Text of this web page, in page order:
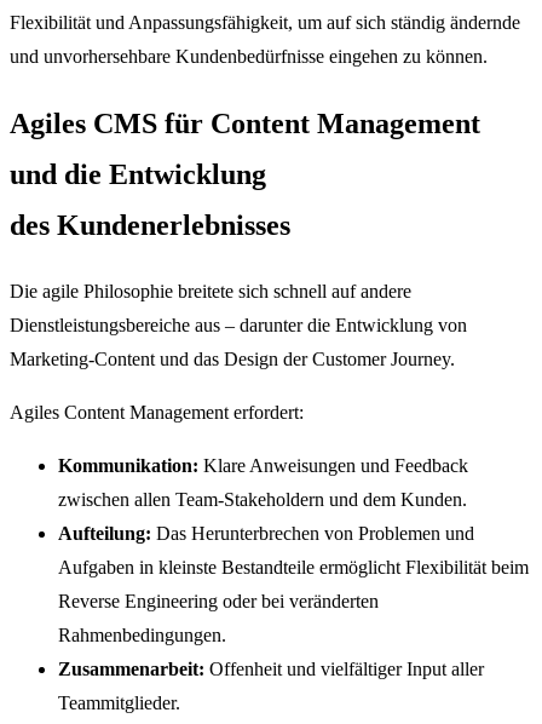
Flexibilität und Anpassungsfähigkeit, um auf sich ständig ändernde
und unvorhersehbare Kundenbedürfnisse eingehen zu können.
Agiles CMS für Content Management
und die Entwicklung
des Kundenerlebnisses
Die agile Philosophie breitete sich schnell auf andere
Dienstleistungsbereiche aus – darunter die Entwicklung von
Marketing-Content und das Design der Customer Journey.
Agiles Content Management erfordert:
Kommunikation: Klare Anweisungen und Feedback
zwischen allen Team-Stakeholdern und dem Kunden.
Aufteilung: Das Herunterbrechen von Problemen und
Aufgaben in kleinste Bestandteile ermöglicht Flexibilität beim
Reverse Engineering oder bei veränderten
Rahmenbedingungen.
Zusammenarbeit: Offenheit und vielfältiger Input aller
Teammitglieder.